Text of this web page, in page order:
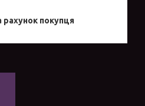
рахунок покупця